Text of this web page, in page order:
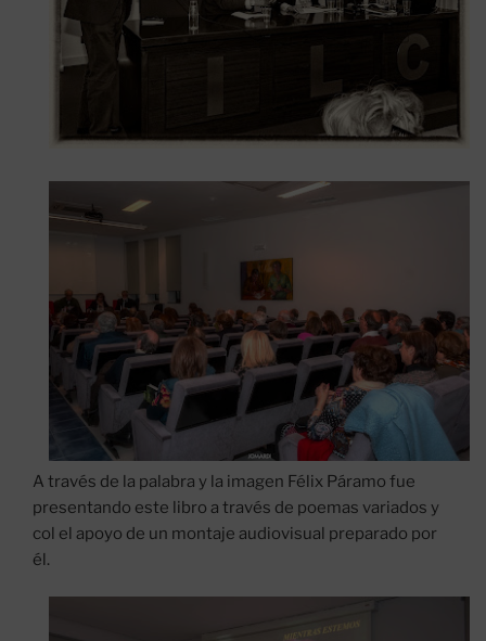
A través de la palabra y la imagen Félix Páramo fue
presentando este libro a través de poemas variados y
col el apoyo de un montaje audiovisual preparado por
él.